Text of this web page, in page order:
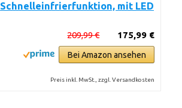
Schnelleinfrierfunktion, mit LED
175,99 €
209,99 €
Bei Amazon ansehen
Preis inkl. MwSt., zzgl. Versandkosten